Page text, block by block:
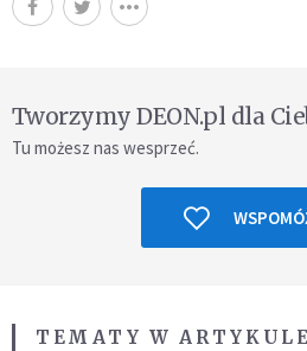
Tworzymy DEON.pl dla
Tu możesz nas wesprzeć.
TEMATY W ARTYKULE